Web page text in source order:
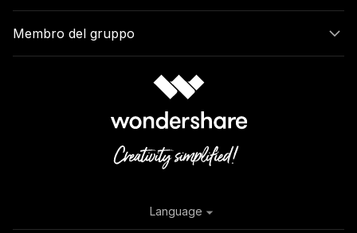
Membro del gruppo
Language